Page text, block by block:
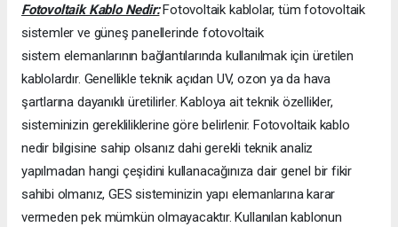
Fotovoltaik Kablo Nedir:Fotovoltaik kablolar, tüm fotovoltaik
sistemler ve güneş panellerinde fotovoltaik
sistem elemanlarının bağlantılarında kullanılmak için üretilen
kablolardır. Genellikle teknik açıdan UV, ozon ya da hava
şartlarına dayanıklı üretilirler. Kabloya ait teknik özellikler,
sisteminizin gerekliliklerine göre belirlenir. Fotovoltaik kablo
nedir bilgisine sahip olsanız dahi gerekli teknik analiz
yapılmadan hangi çeşidini kullanacağınıza dair genel bir fikir
sahibi olmanız, GES sisteminizin yapı elemanlarına karar
vermeden pek mümkün olmayacaktır. Kullanılan kablonun